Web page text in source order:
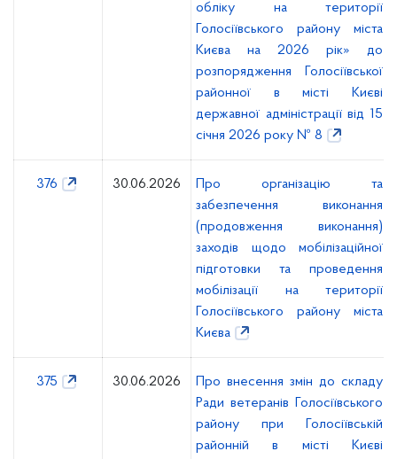
обліку на території
Голосіївського району міста
Києва на 2026 рік» до
розпорядження Голосіївської
районної в місті Києві
державної адміністрації від 15
січня 2026 року № 8
376 30.06.2026
Про організацію та
забезпечення виконання
(продовження виконання)
заходів щодо мобілізаційної
підготовки та проведення
мобілізації на території
Голосіївського району міста
Києва
375 30.06.2026
Про внесення змін до складу
Ради ветеранів Голосіївського
району при Голосіївській
районній в місті Києві